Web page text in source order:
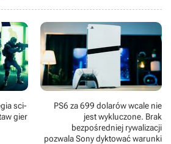
sci-
gier
PS6 za 699 dolarów wcale nie
jest wykluczone. Brak
bezpośredniej rywalizacji
pozwala Sony dyktować warunki